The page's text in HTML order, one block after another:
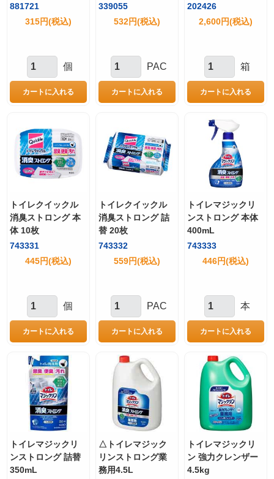
315円(税込)
881721
個
532円(税込)
339055
PAC
2,600円(税込)
202426
箱
445円(税込)
743331
トイレクイックル
消臭ストロング 本
体 10枚
個
559円(税込)
743332
トイレクイックル
消臭ストロング 詰
替 20枚
PAC
446円(税込)
743333
トイレマジックリ
ンストロング 本体
400mL
本
トイレマジックリ
ンストロング 詰替
350mL
△トイレマジック
リンストロング業
務用4.5L
トイレマジックリ
ン 強力クレンザー
4.5kg